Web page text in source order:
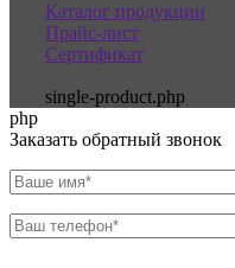
Каталог продукции
Прайс-лист
Сертификат
single-product.php
php
Заказать обратный звонок